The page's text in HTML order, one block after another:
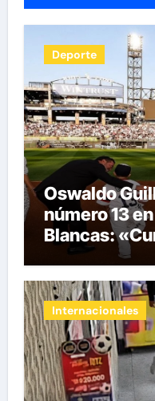
Deporte
Oswaldo
número 13
Blancas:
Internacionales